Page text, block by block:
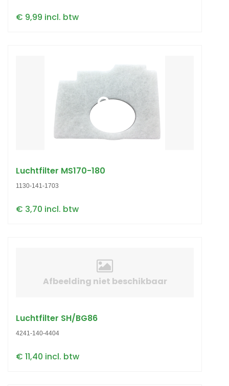
€ 9,99 incl. btw
Luchtfilter MS170-180
1130-141-1703
€ 3,70 incl. btw
Afbeelding niet beschikbaar
Luchtfilter SH/BG86
4241-140-4404
€ 11,40 incl. btw